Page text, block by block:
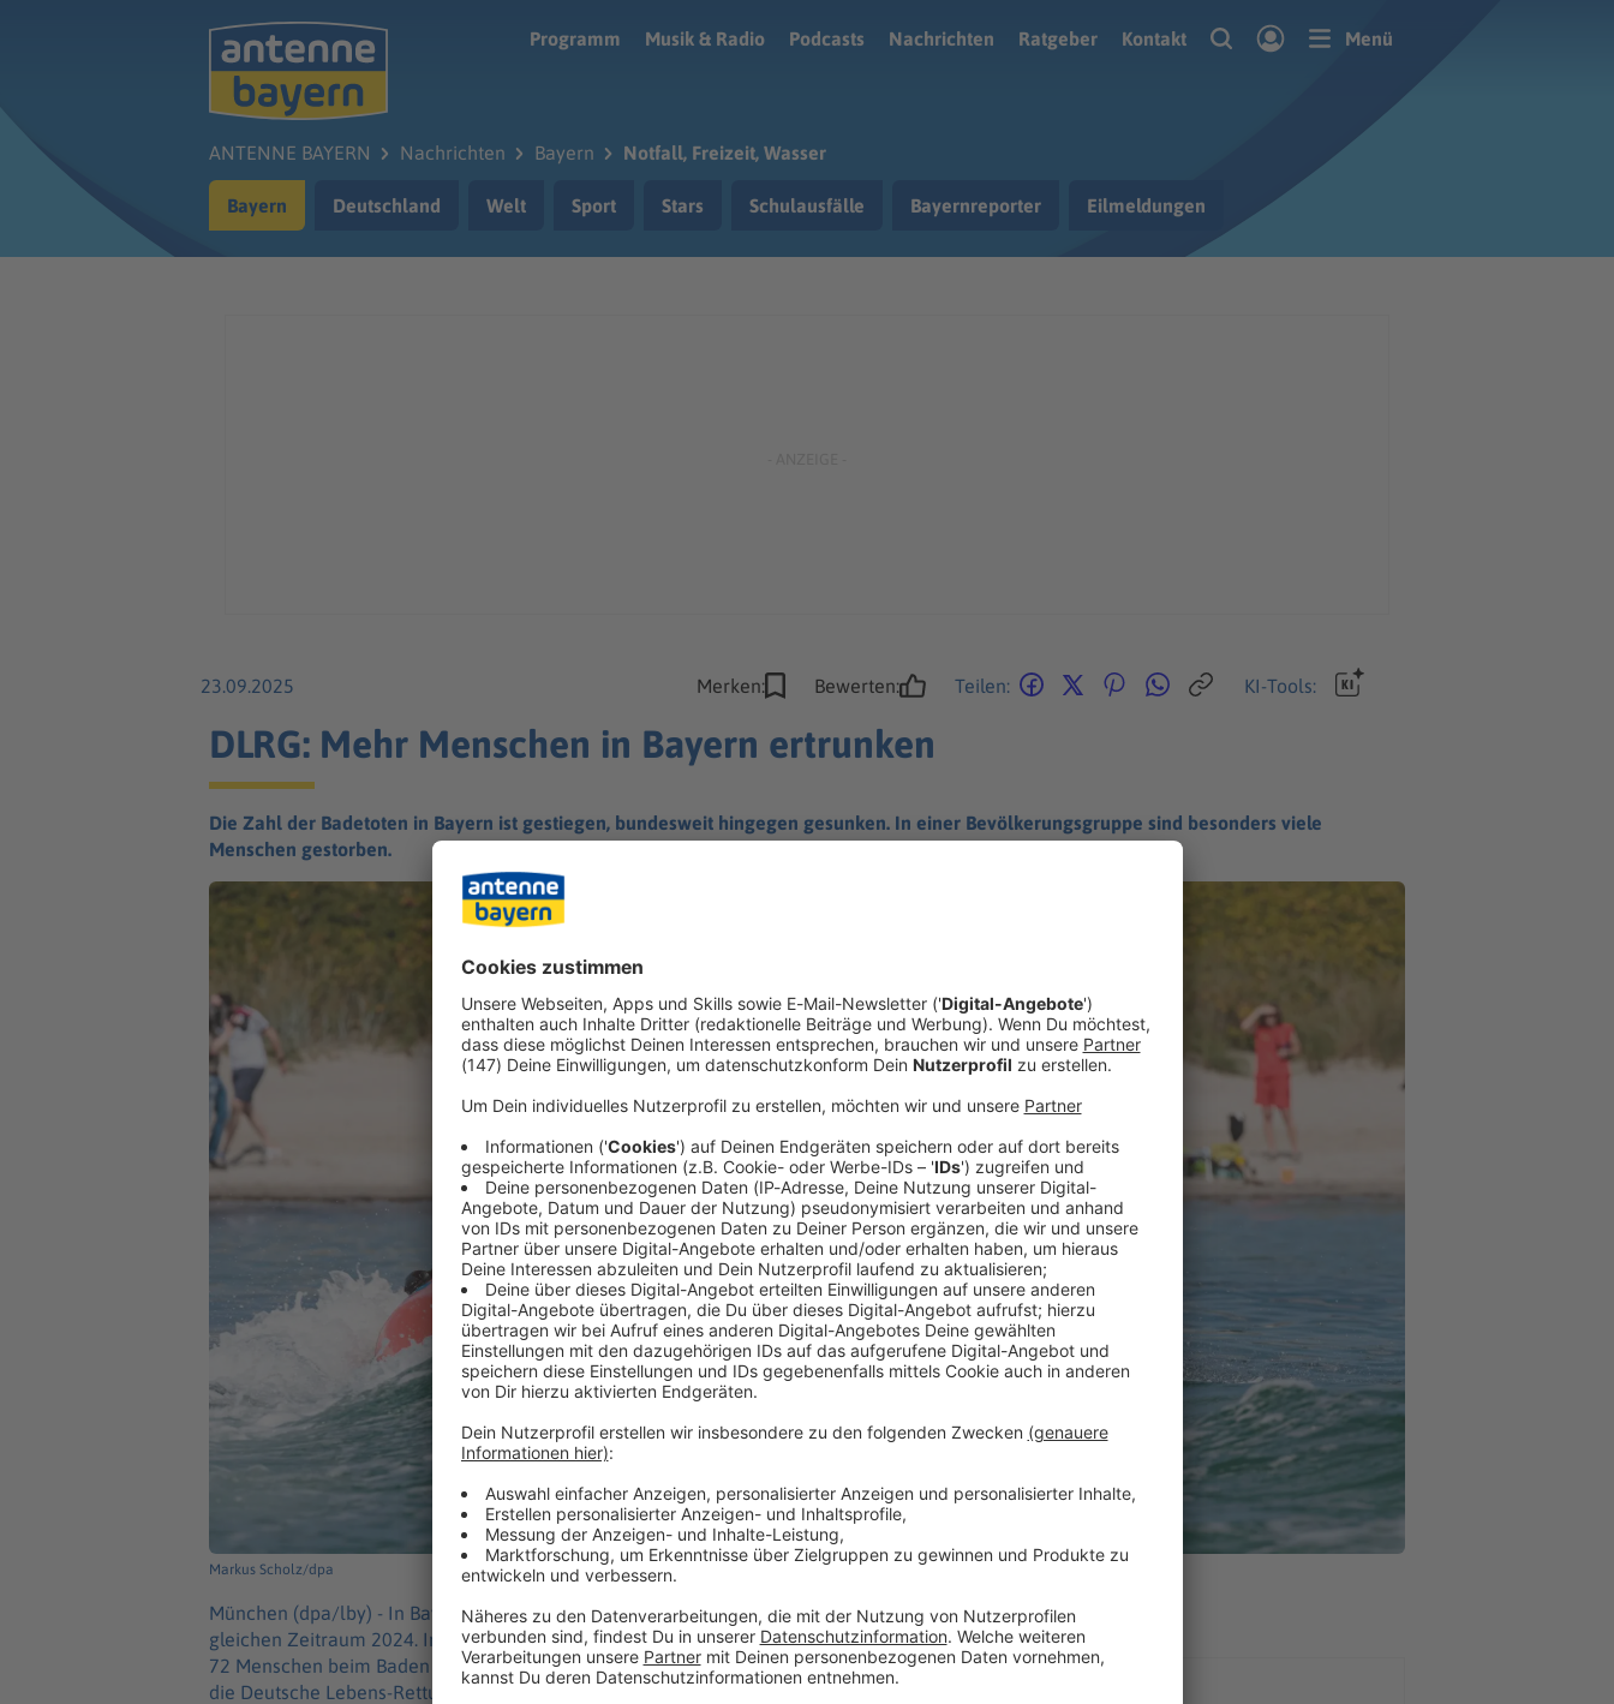
Programm
Musik & Radio Podcasts Nachrichten Ratgeber Kontakt Menü
ANTENNE BAYERN Nachrichten Bayern Notfall, Freizeit, Wasser
Bayern Deutschland Welt Sport Stars Schulausfälle Bayernreporter Eilmeldungen
23.09.2025 Merken: Bewerten: Teilen: KI-Tools:
DLRG: Mehr Menschen in Bayern ertrunken
Die Zahl der Badetoten in Bayern ist gestiegen, bundesweit hingegen gesunken. In einer Bevölkerungsgruppe sind besonders viele
Menschen gestorben.
Markus Scholz/dpa
München (dpa/lby) - In Bayern sind in diesem Jahr mehr Menschen ertrunken als im
gleichen Zeitraum 2024. Insgesamt seien zwischen Jahresbeginn und dem 15. September
72 Menschen beim Baden gestorben, während es vergangenes Jahr 58 gewesen seien, teilte
die Deutsche Lebens-Rettungs-Gesellschaft (DLRG) in ihrer Sommerbilanz mit. Bundesweit